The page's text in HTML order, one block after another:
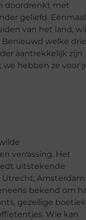
doordrenkt met
geliefd. Eenmaal
van het land,
welke
aantrekkelijk zijn
we hebben ze voor
verrassing. Het
uitstekende
Utrecht, Amsterdam
bekend om
gezellige
Wie kan